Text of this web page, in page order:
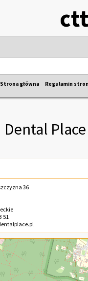
Strona główna Regulamin
Dental Place
36
51